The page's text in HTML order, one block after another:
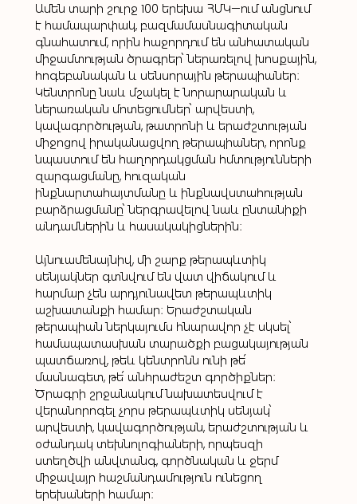
Ամեն տարի շուրջ 100 երեխա ՀՄԿ—ում անցնում
է համապարփակ, բազմամասնագիտական
գնահատում, որին հաջորդում են անհատական
միջամտության ծրագրեր՝ ներառելով խոսքային,
հոգեբանական և սենսորային թերապիաներ։
Կենտրոնը նաև մշակել է նորարարական և
ներառական մոտեցումներ՝ արվեստի,
կավագործության, թատրոնի և երաժշտության
միջոցով իրականացվող թերապիաներ, որոնք
նպաստում են հաղորդակցման հմտությունների
զարգացմանը, հուզական
ինքնարտահայտմանը և ինքնավստահության
բարձրացմանը՝ ներգրավելով նաև ընտանիքի
անդամներին և հասակակիցներին։
Այնուամենայնիվ, մի շարք թերապևտիկ
սենյակներ գտնվում են վատ վիճակում և
հարմար չեն արդյունավետ թերապևտիկ
աշխատանքի համար։ Երաժշտական
թերապիան ներկայումս հնարավոր չէ սկսել՝
համապատասխան տարածքի բացակայության
պատճառով, թեև կենտրոնն ունի թե՛
մասնագետ, թե՛ անհրաժեշտ գործիքներ։
Ծրագրի շրջանակում նախատեսվում է
վերանորոգել չորս թերապևտիկ սենյակ՝
արվեստի, կավագործության, երաժշտության և
օժանդակ տեխնոլոգիաների, որպեսզի
ստեղծվի անվտանգ, գործնական և ջերմ
միջավայր հաշմանդամություն ունեցող
երեխաների համար։